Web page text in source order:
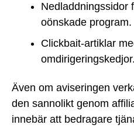
Nedladdningssidor
oönskade program.
Clickbait-artiklar
omdirigeringskedjor.
Även om aviseringen
den sannolikt genom
innebär att bedragare